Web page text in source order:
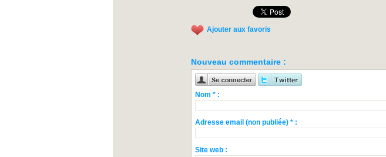
Ajouter aux favoris
Nouveau commentaire :
Nom * :
Adresse email (non publiée) * :
Site web :